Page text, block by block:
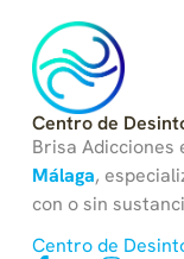
Centro de
Brisa Adicciones
Málaga,
con o sin
Centro de